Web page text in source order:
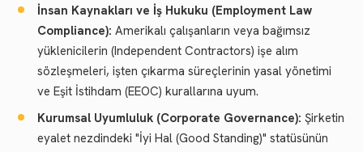
İnsan Kaynakları ve İş Hukuku (Employment Law
Compliance): Amerikalı çalışanların veya bağımsız
yüklenicilerin (Independent Contractors) işe alım
sözleşmeleri, işten çıkarma süreçlerinin yasal yönetimi
ve Eşit İstihdam (EEOC) kurallarına uyum.
Kurumsal Uyumluluk (Corporate Governance): Şirketin
eyalet nezdindeki "İyi Hal (Good Standing)" statüsünün